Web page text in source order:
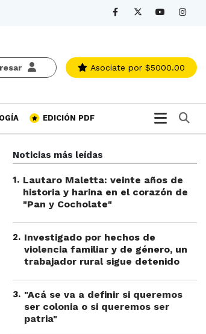
Asociate por $5000.00
EDICIÓN PDF
Noticias más leídas
1. Lautaro Maletta: veinte años de
historia y harina en el corazón de
"Pan y Cocholate"
2. Investigado por hechos de
violencia familiar y de género, un
trabajador rural sigue detenido
3. "Acá se va a definir si queremos
ser colonia o si queremos ser
patria"